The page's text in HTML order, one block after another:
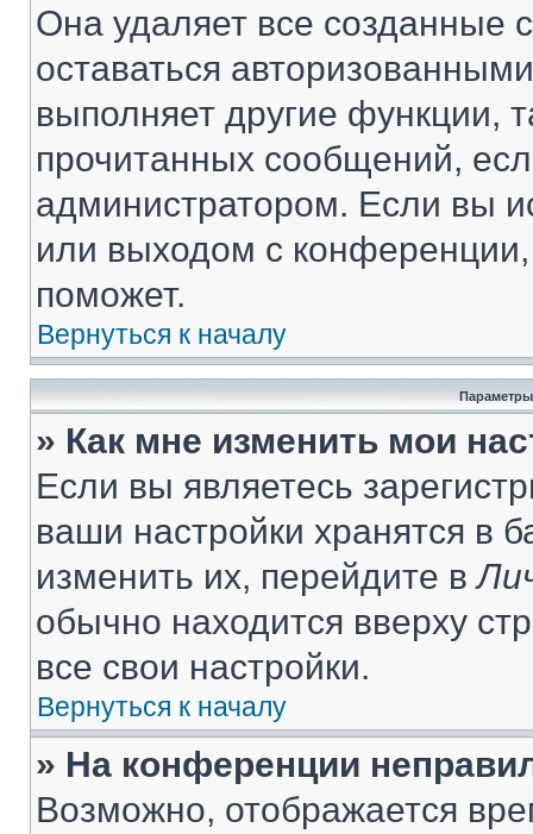
Она удаляет все созданные
оставаться
выполняет другие функции,
прочитанных сообщений,
администратором. Если вы
или выходом с
поможет.
Вернуться к началу
Параметры
» Как мне изменить мои
Если вы являетесь
ваши настройки хранятся в
изменить их, перейдите в
обычно находится вверху
все свои настройки.
Вернуться к началу
» На конференции
Возможно, отображается